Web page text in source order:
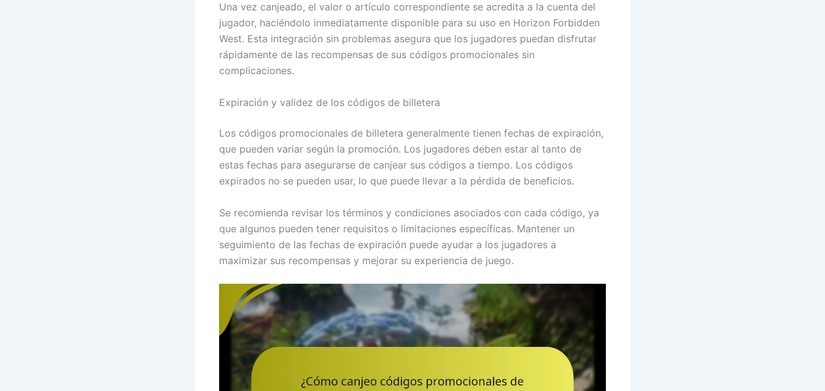
Una vez canjeado, el valor o artículo correspondiente se acredita a la cuenta del
jugador, haciéndolo inmediatamente disponible para su uso en Horizon Forbidden
West. Esta integración sin problemas asegura que los jugadores puedan disfrutar
rápidamente de las recompensas de sus códigos promocionales sin
complicaciones.
Expiración y validez de los códigos de billetera
Los códigos promocionales de billetera generalmente tienen fechas de expiración,
que pueden variar según la promoción. Los jugadores deben estar al tanto de
estas fechas para asegurarse de canjear sus códigos a tiempo. Los códigos
expirados no se pueden usar, lo que puede llevar a la pérdida de beneficios.
Se recomienda revisar los términos y condiciones asociados con cada código, ya
que algunos pueden tener requisitos o limitaciones específicas. Mantener un
seguimiento de las fechas de expiración puede ayudar a los jugadores a
maximizar sus recompensas y mejorar su experiencia de juego.